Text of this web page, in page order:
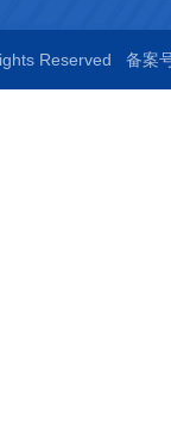
Reserved 备案